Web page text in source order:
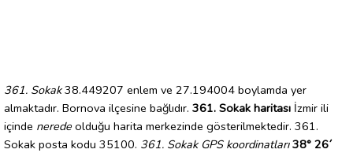
361. Sokak38.449207 enlem ve 27.194004 boylamda yer
almaktadır. Bornova ilçesine bağlıdır. 361. Sokak haritası İzmir ili
içinde nerede olduğu harita merkezinde gösterilmektedir. 361.
Sokak posta kodu 35100. 361. Sokak GPS koordinatları 38° 26´